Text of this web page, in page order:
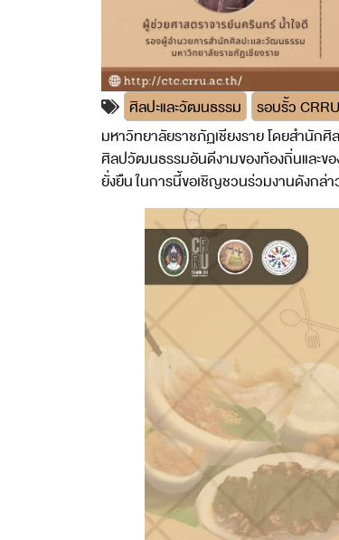
ศิลปะและวัฒนธรรม รอบรั้ว CRRU
มหาวิทยาลัยราชภัฏเชียงราย โดยสำนัก
ศิลปวัฒนธรรมอันดีงามของท้องถิ่นและข
ยั่งยืน ในการนี้ขอเชิญชวนร่วมงานดังกล่